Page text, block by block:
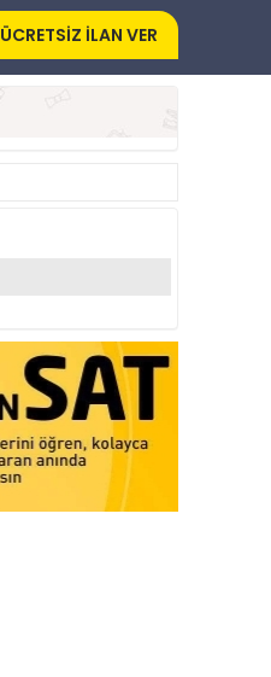
ÜCRETSİZ İLAN VER